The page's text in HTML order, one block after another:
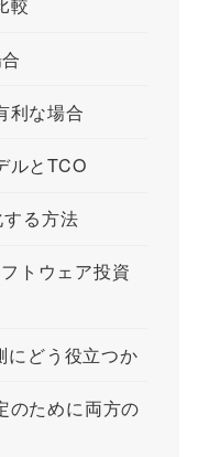
較
利な場合
ルとTCO
る方法
トウェア投資
にどう役立つか
のために両方の